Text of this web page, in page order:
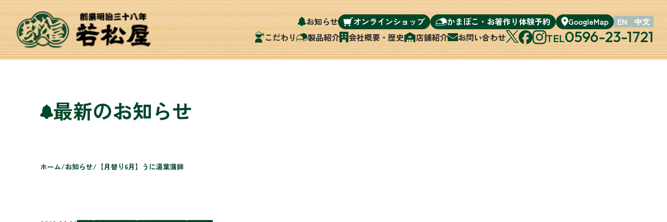
お知らせ オンラインショップ かまぼこ・お箸作り体験予約 GoogleMap EN
中文
こだわり
製品紹介 会社概要・歴史 店舗紹介 お問い合わせ TEL0596-23-1721
最新のお知らせ
ホーム お知らせ 【月替り6月】うに湯葉蒲鉾